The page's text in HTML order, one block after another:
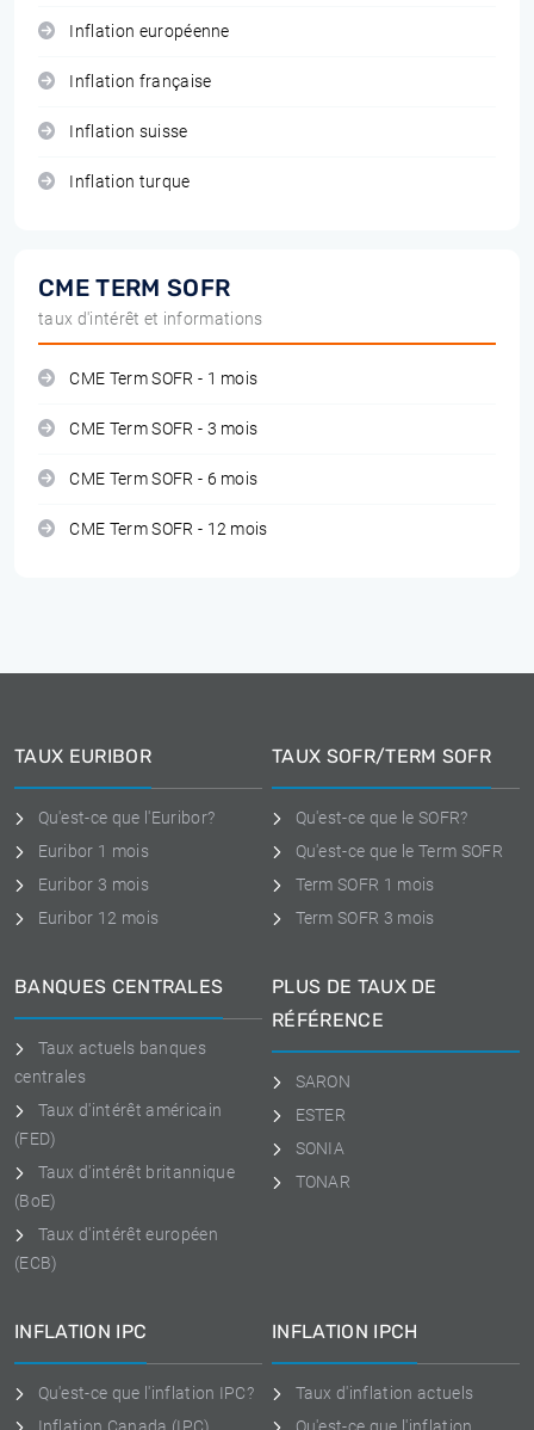
Inflation européenne
Inflation française
Inflation suisse
Inflation turque
CME TERM SOFR
taux d'intérêt et informations
CME Term SOFR - 1 mois
CME Term SOFR - 3 mois
CME Term SOFR - 6 mois
CME Term SOFR - 12 mois
TAUX EURIBOR
Qu'est-ce que l'Euribor?
Euribor 1 mois
Euribor 3 mois
Euribor 12 mois
TAUX SOFR/TERM SOFR
Qu'est-ce que le SOFR?
Qu'est-ce que le Term SOFR
Term SOFR 1 mois
Term SOFR 3 mois
BANQUES CENTRALES
Taux actuels banques
centrales
Taux d'intérêt américain
(FED)
Taux d'intérêt britannique
(BoE)
Taux d'intérêt européen
(ECB)
PLUS DE TAUX DE
RÉFÉRENCE
SARON
ESTER
SONIA
TONAR
INFLATION IPC
Qu'est-ce que l'inflation IPC?
INFLATION IPCH
Taux d'inflation actuels